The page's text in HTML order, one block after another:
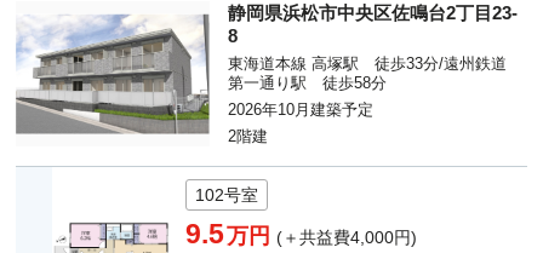
静岡県浜松市中央区佐鳴台2丁目23-
8
東海道本線 高塚駅 徒歩33分/遠州鉄道
第一通り駅 徒歩58分
2026年10月建築予定
2階建
102号室
9.5万円(＋共益費4,000円)